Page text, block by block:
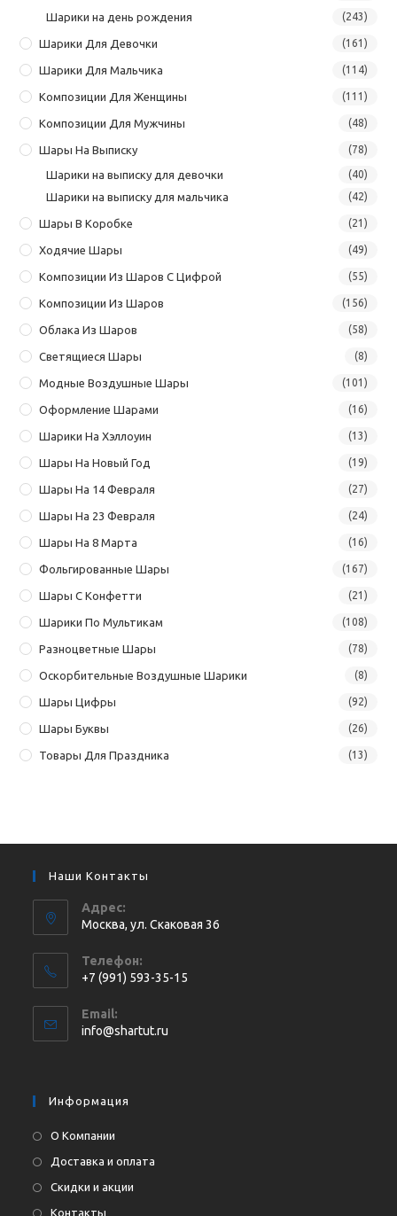
Шарики на день рождения (243)
Шарики Для Девочки (161)
Шарики Для Мальчика (114)
Композиции Для Женщины (111)
Композиции Для Мужчины (48)
Шары На Выписку (78)
Шарики на выписку для девочки (40)
Шарики на выписку для мальчика (42)
Шары В Коробке (21)
Ходячие Шары (49)
Композиции Из Шаров С Цифрой (55)
Композиции Из Шаров (156)
Облака Из Шаров (58)
Светящиеся Шары (8)
Модные Воздушные Шары (101)
Оформление Шарами (16)
Шарики На Хэллоуин (13)
Шары На Новый Год (19)
Шары На 14 Февраля (27)
Шары На 23 Февраля (24)
Шары На 8 Марта (16)
Фольгированные Шары (167)
Шары С Конфетти (21)
Шарики По Мультикам (108)
Разноцветные Шары (78)
Оскорбительные Воздушные Шарики (8)
Шары Цифры (92)
Шары Буквы (26)
Товары Для Праздника (13)
Наши Контакты
Адрес:
Москва, ул. Cкаковая 36
Телефон:
+7 (991) 593-35-15
в
вашем
Email:
info@shartut.ru
Информация
О Компании
Доставка и оплата
Скидки и акции
Контакты